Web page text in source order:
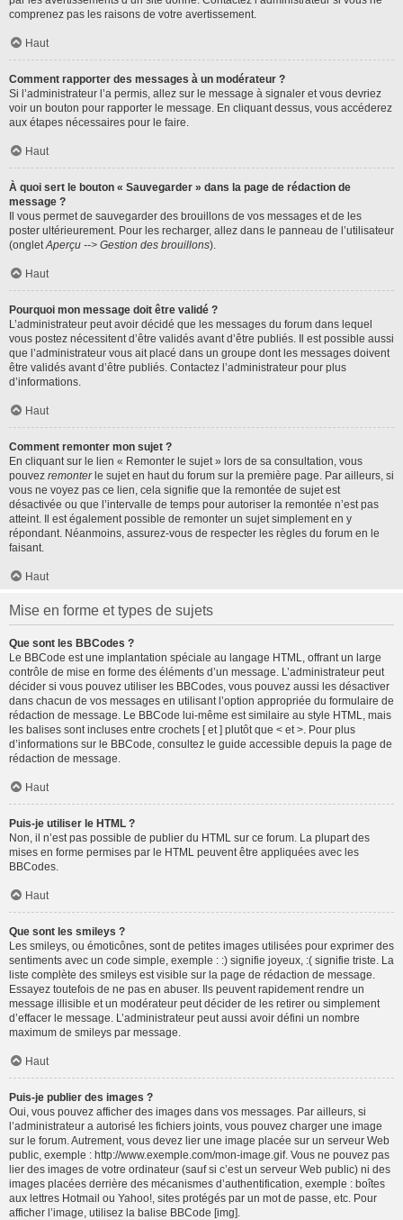
comprenez pas les raisons de votre avertissement.
Haut
Comment rapporter des messages à un modérateur ?
Si l’administrateur l’a permis, allez sur le message à signaler et vous devriez
voir un bouton pour rapporter le message. En cliquant dessus, vous accéderez
aux étapes nécessaires pour le faire.
Haut
À quoi sert le bouton « Sauvegarder » dans la page de rédaction de
message ?
Il vous permet de sauvegarder des brouillons de vos messages et de les
poster ultérieurement. Pour les recharger, allez dans le panneau de l’utilisateur
(ongletAperçu --> Gestion des brouillons).
Haut
Pourquoi mon message doit être validé ?
L’administrateur peut avoir décidé que les messages du forum dans lequel
vous postez nécessitent d’être validés avant d’être publiés. Il est possible aussi
que l’administrateur vous ait placé dans un groupe dont les messages doivent
être validés avant d’être publiés. Contactez l’administrateur pour plus
d’informations.
Haut
Comment remonter mon sujet ?
En cliquant sur le lien « Remonter le sujet » lors de sa consultation, vous
pouvez remonterle sujet en haut du forum sur la première page. Par ailleurs, si
vous ne voyez pas ce lien, cela signifie que la remontée de sujet est
désactivée ou que l’intervalle de temps pour autoriser la remontée n’est pas
atteint. Il est également possible de remonter un sujet simplement en y
répondant. Néanmoins, assurez-vous de respecter les règles du forum en le
faisant.
Haut
Mise en forme et types de sujets
Que sont les BBCodes ?
Le BBCode est une implantation spéciale au langage HTML, offrant un large
contrôle de mise en forme des éléments d’un message. L’administrateur peut
décider si vous pouvez utiliser les BBCodes, vous pouvez aussi les désactiver
dans chacun de vos messages en utilisant l’option appropriée du formulaire de
rédaction de message. Le BBCode lui-même est similaire au style HTML, mais
les balises sont incluses entre crochets [ et ] plutôt que < et >. Pour plus
d’informations sur le BBCode, consultez le guide accessible depuis la page de
rédaction de message.
Haut
Puis-je utiliser le HTML ?
Non, il n’est pas possible de publier du HTML sur ce forum. La plupart des
mises en forme permises par le HTML peuvent être appliquées avec les
BBCodes.
Haut
Que sont les smileys ?
Les smileys, ou émoticônes, sont de petites images utilisées pour exprimer des
sentiments avec un code simple, exemple : :) signifie joyeux, :( signifie triste. La
liste complète des smileys est visible sur la page de rédaction de message.
Essayez toutefois de ne pas en abuser. Ils peuvent rapidement rendre un
message illisible et un modérateur peut décider de les retirer ou simplement
d’effacer le message. L’administrateur peut aussi avoir défini un nombre
maximum de smileys par message.
Haut
Puis-je publier des images ?
Oui, vous pouvez afficher des images dans vos messages. Par ailleurs, si
l’administrateur a autorisé les fichiers joints, vous pouvez charger une image
sur le forum. Autrement, vous devez lier une image placée sur un serveur Web
public, exemple : http://www.exemple.com/mon-image.gif. Vous ne pouvez pas
lier des images de votre ordinateur (sauf si c’est un serveur Web public) ni des
images placées derrière des mécanismes d’authentification, exemple : boîtes
aux lettres Hotmail ou Yahoo!, sites protégés par un mot de passe, etc. Pour
afficher l’image, utilisez la balise BBCode [img].